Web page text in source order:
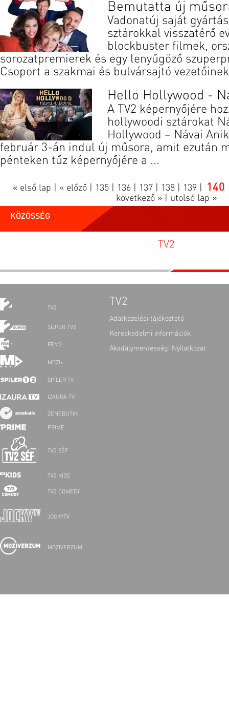
Bemutatta új
Vadonatúj saját
sztárokkal visszatérő
blockbuster filmek,
sorozatpremierek és egy lenyűgöző
Csoport a szakmai és bulvársajtó
Hello Hollywood -
A TV2 képernyőjére
hollywoodi sztárokat
Hollywood – Návai
február 3-án indul új műsora, amit ezután
pénteken tűz képernyőjére a ...
« első lap « előző| 135| 136 137 138| 139 140
következő »| utolsó lap »
KÖZÖSSÉG
TV2
TV2
SUPER TV2
FEM3
MOZI+
SPÍLER TV
IZAURA TV
ZENEBUTIK
PRIME
TV2 SÉF
TV2 KIDS
TV2 COMEDY
JOCKYTV
MOZIVERZUM
TV2
Adatkezelési tájékoztató
Kereskedelmi információk
Akadálymentességi Nyilatkozat